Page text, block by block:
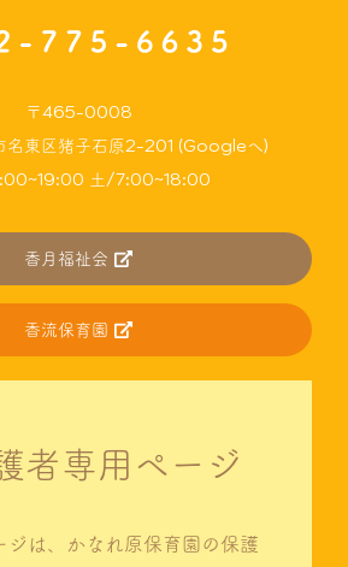
〒465-0008
名東区猪子石原2-201 (Googleへ)
土/7:00~18:00
香月福祉会
香流保育園
者専用ページ
ジは、かなれ原保育園の保護